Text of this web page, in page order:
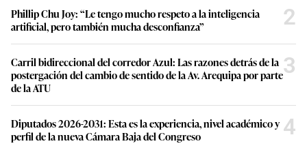
Phillip Chu Joy: “Le tengo mucho respeto a la inteligencia
artificial, pero también mucha desconfianza”
2
Carril bidireccional del corredor Azul: Las razones detrás de la
postergación del cambio de sentido de la Av. Arequipa por parte
de la ATU
3
Diputados 2026-2031: Esta es la experiencia, nivel académico y
perfil de la nueva Cámara Baja del Congreso
4